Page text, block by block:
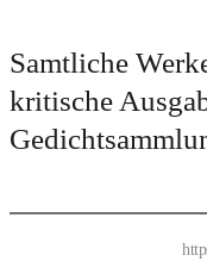
Samtliche
kritische